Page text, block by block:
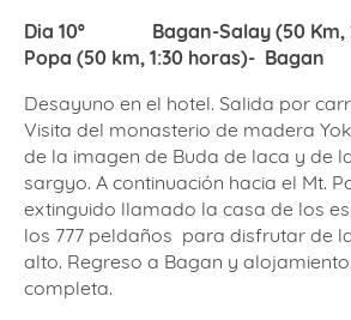
Dia 10º
Bagan-Salay (50
Popa (50 km, 1:30 horas)- Bagan
Desayuno en el hotel. Salida por
Visita del monasterio de madera
de la imagen de Buda de laca y de
sargyo. A continuación hacia el Mt.
extinguido llamado la casa de los
los 777 peldaños para disfrutar de
alto. Regreso a Bagan y
completa.